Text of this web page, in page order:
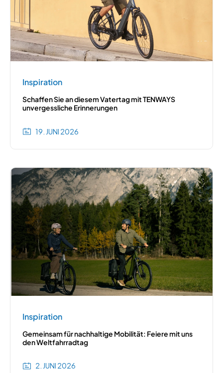
Inspiration
Schaffen Sie an diesem Vatertag mit TENWAYS
unvergessliche Erinnerungen
19. JUNI 2026
Inspiration
Gemeinsam für nachhaltige Mobilität: Feiere mit uns
den Weltfahrradtag
2. JUNI 2026